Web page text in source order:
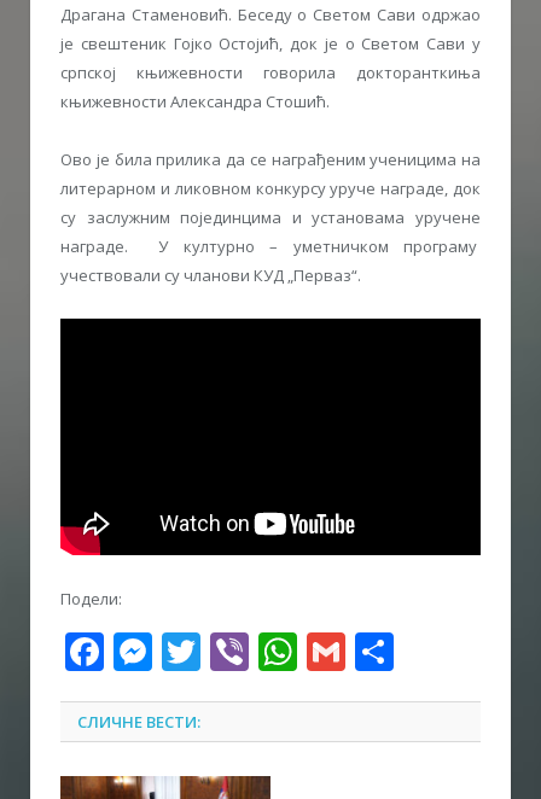
Драгана Стаменовић. Беседу о Светом Сави одржао
је свештеник Гојко Остојић, док је о Светом Сави у
српској књижевности говорила докторанткиња
књижевности Александра Стошић.
Ово је била прилика да се награђеним ученицима на
литерарном и ликовном конкурсу уруче награде, док
су заслужним појединцима и установама уручене
награде. У културно – уметничком програму
учествовали су чланови КУД „Перваз“.
Подели:
Facebook
Messenger
Twitter
ViberWhatsApp
Gmail
СЛИЧНЕ ВЕСТИ: